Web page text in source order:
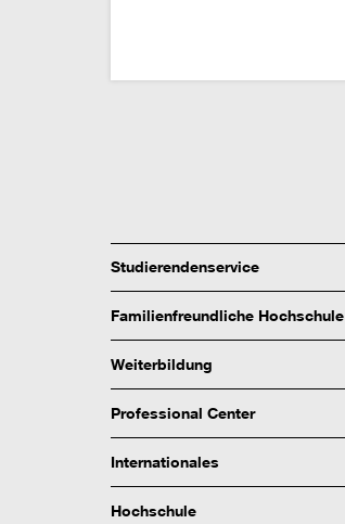
Studierendenservice
Familienfreundliche Hochschule
Weiterbildung
Professional Center
Internationales
Hochschule